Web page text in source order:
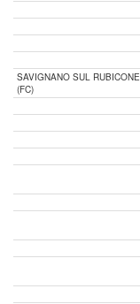
SAVIGNANO SUL RUBICONE
(FC)